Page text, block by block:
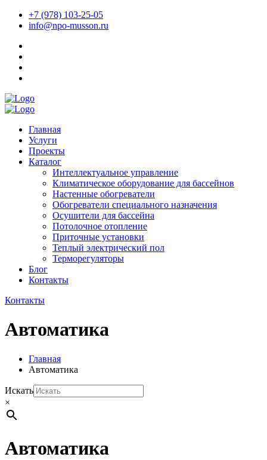
+7 (978) 103-25-05
info@npo-musson.ru
Главная
Услуги
Проекты
Каталог
Интеллектуальное управление
Климатическое оборудование для бассейнов
Настенные обогреватели
Обогреватели специального назначения
Осушители для бассейна
Потолочное отопление
Приточные установки
Теплый электрический пол
Терморегуляторы
Блог
Контакты
Контакты
Автоматика
Главная
Автоматика
Искать
×
Автоматика